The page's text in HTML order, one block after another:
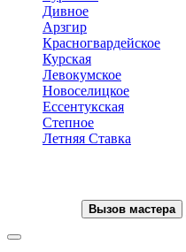
Дивное
Арзгир
Красногвардейское
Курская
Левокумское
Новоселицкое
Ессентукская
Степное
Летняя Ставка
Вызов мастера
Toggle